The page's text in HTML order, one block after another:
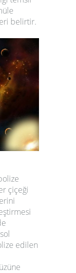
belirtir.
çiçeği
edilen